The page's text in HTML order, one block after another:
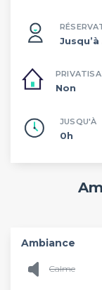
Non
JUSQU'À
0h
Ambiance
Calme